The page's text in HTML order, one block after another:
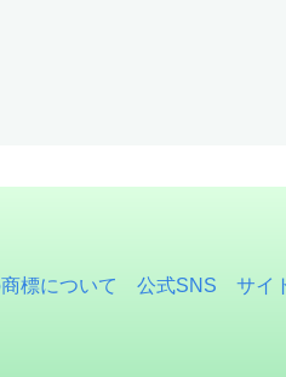
標について 公式SNS サイ